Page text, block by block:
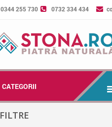
0344 255 730 0732 334 434
CATEGORII
FILTRE